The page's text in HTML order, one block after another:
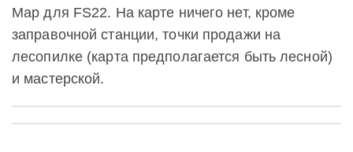
Map для FS22. На карте ничего нет, кроме
заправочной станции, точки продажи на
лесопилке (карта предполагается быть лесной)
и мастерской.